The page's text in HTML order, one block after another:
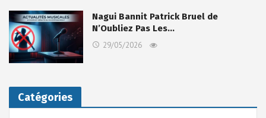
Nagui Bannit Patrick Bruel de
N’Oubliez Pas Les…
29/05/2026
Catégories